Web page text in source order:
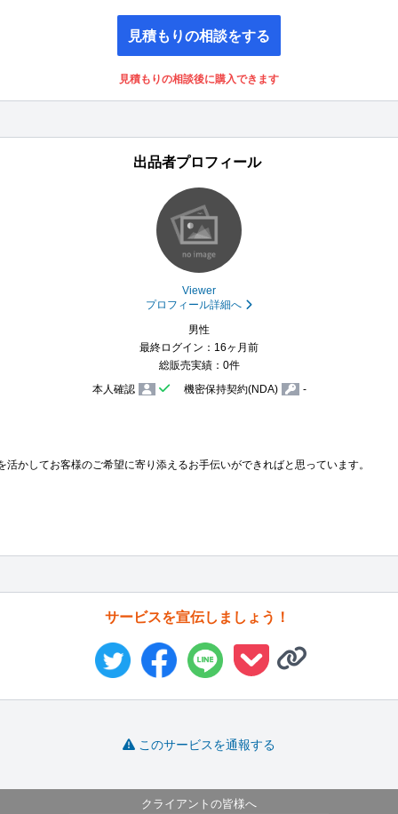
見積もりの相談をする
見積もりの相談後に購入できます
出品者プロフィール
Viewer
プロフィール詳細へ
男性
最終ログイン：16ヶ月前
総販売実績：0件
本人確認
機密保持契約(NDA) -
かしてお客様のご希望に寄り添えるお手伝いができればと思っています。
サービスを宣伝しましょう！
このサービスを通報する
クライアントの皆様へ